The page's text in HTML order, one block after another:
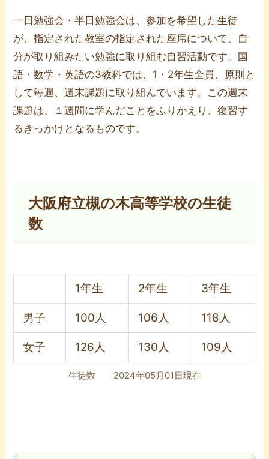
一日勉強会・半日勉強会は、参加を希望した生徒
が、指定された教室の指定された座席について、自
分が取り組みたい勉強に取り組む自習活動です。国
語・数学・英語の3教科では、1・2年生全員、原則と
して毎週、週末課題に取り組んでいます。この週末
課題は、１週間に学んだことをふりかえり、復習す
るきっかけとなるものです。
大阪府立槻の木高等学校の生徒
数
1年生 2年生 3年生
男子 100人 106人 118人
女子 126人 130人 109人
生徒数 2024年05月01日現在